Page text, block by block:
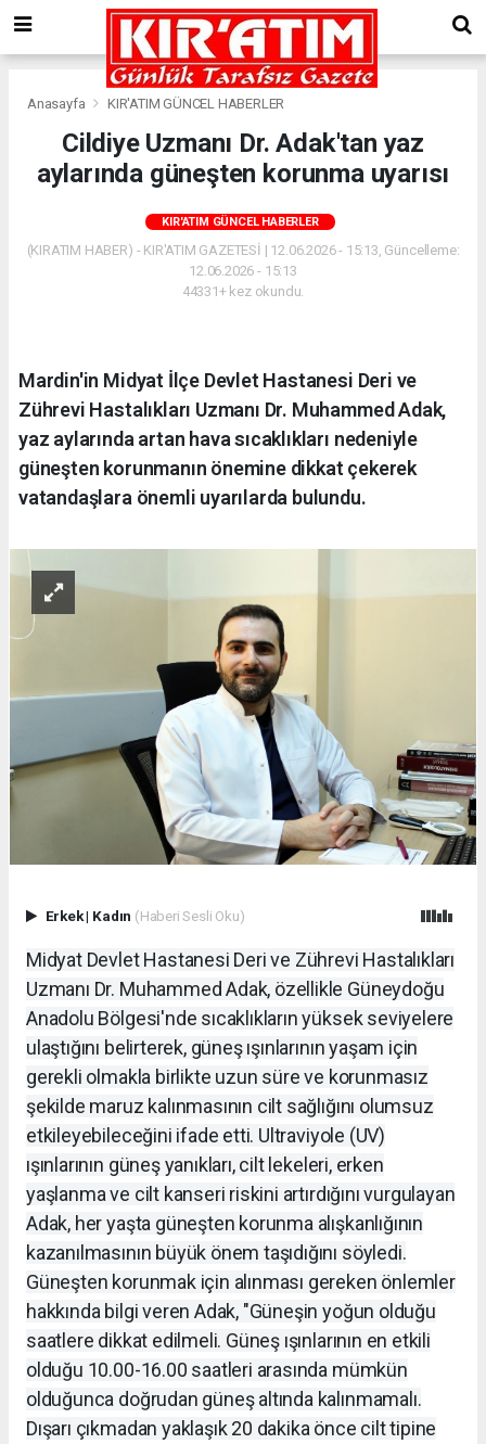
Anasayfa KIR'ATIM GÜNCEL HABERLER
Cildiye Uzmanı Dr. Adak'tan yaz
aylarında güneşten korunma uyarısı
KIR'ATIM GÜNCEL HABERLER
(KIRATIM HABER) - KIR'ATIM GAZETESİ | 12.06.2026 - 15:13, Güncelleme:
12.06.2026 - 15:13
44331+ kez okundu.
Mardin'in Midyat İlçe Devlet Hastanesi Deri ve
Zührevi Hastalıkları Uzmanı Dr. Muhammed Adak,
yaz aylarında artan hava sıcaklıkları nedeniyle
güneşten korunmanın önemine dikkat çekerek
vatandaşlara önemli uyarılarda bulundu.
Erkek| Kadın (Haberi Sesli Oku)
Midyat Devlet Hastanesi Deri ve Zührevi Hastalıkları
Uzmanı Dr. Muhammed Adak, özellikle Güneydoğu
Anadolu Bölgesi'nde sıcaklıkların yüksek seviyelere
ulaştığını belirterek, güneş ışınlarının yaşam için
gerekli olmakla birlikte uzun süre ve korunmasız
şekilde maruz kalınmasının cilt sağlığını olumsuz
etkileyebileceğini ifade etti. Ultraviyole (UV)
ışınlarının güneş yanıkları, cilt lekeleri, erken
yaşlanma ve cilt kanseri riskini artırdığını vurgulayan
Adak, her yaşta güneşten korunma alışkanlığının
kazanılmasının büyük önem taşıdığını söyledi.
Güneşten korunmak için alınması gereken önlemler
hakkında bilgi veren Adak, "Güneşin yoğun olduğu
saatlere dikkat edilmeli. Güneş ışınlarının en etkili
olduğu 10.00-16.00 saatleri arasında mümkün
olduğunca doğrudan güneş altında kalınmamalı.
Dışarı çıkmadan yaklaşık 20 dakika önce cilt tipine